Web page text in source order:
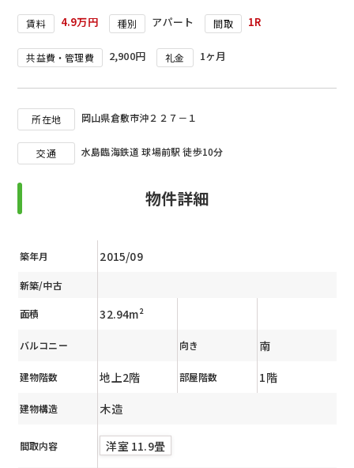
賃料 4.9万円 種別 アパート 間取 1R
共益費・管理費 2,900円 礼金 1ヶ月
所在地 岡山県倉敷市沖２２７－１
交通 水島臨海鉄道 球場前駅 徒歩10分
物件詳細
築年月 2015/09
新築/中古
面積 32.94m²
バルコニー 向き 南
建物階数 地上2階 部屋階数 1階
建物構造 木造
間取内容 洋室 11.9畳